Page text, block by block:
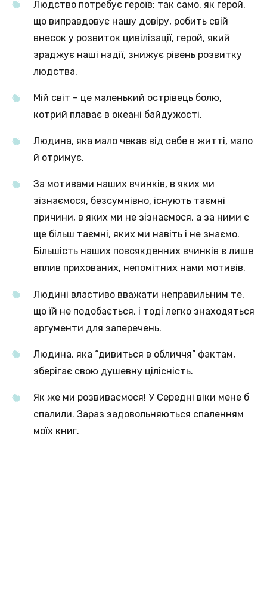
Людство потребує героїв; так само, як герой,
що виправдовує нашу довіру, робить свій
внесок у розвиток цивілізації, герой, який
зраджує наші надії, знижує рівень розвитку
людства.
Мій світ – це маленький острівець болю,
котрий плаває в океані байдужості.
Людина, яка мало чекає від себе в житті, мало
й отримує.
За мотивами наших вчинків, в яких ми
зізнаємося, безсумнівно, існують таємні
причини, в яких ми не зізнаємося, а за ними є
ще більш таємні, яких ми навіть і не знаємо.
Більшість наших повсякденних вчинків є лише
вплив прихованих, непомітних нами мотивів.
Людині властиво вважати неправильним те,
що їй не подобається, і тоді легко знаходяться
аргументи для заперечень.
Людина, яка “дивиться в обличчя” фактам,
зберігає свою душевну цілісність.
Як же ми розвиваємося! У Середні віки мене б
спалили. Зараз задовольняються спаленням
моїх книг.